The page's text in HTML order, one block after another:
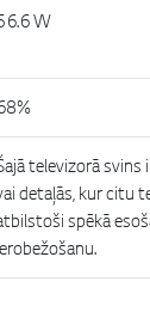
W
televizorā
detaļās, kur citu
spēkā